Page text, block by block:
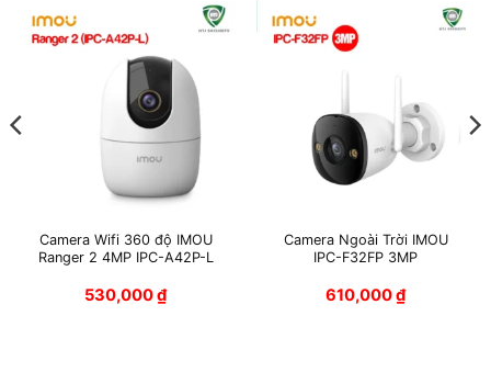
Camera Wifi 360 độ IMOU
Ranger 2 4MP IPC-A42P-L
530,000₫
Camera Ngoài Trời IMOU
IPC-F32FP 3MP
610,000₫